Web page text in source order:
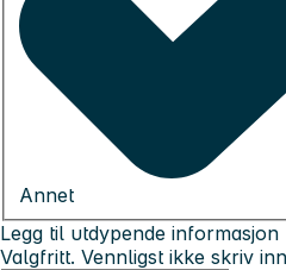
Annet
Legg til utdypende informasjon
Valgfritt. Vennligst ikke skriv